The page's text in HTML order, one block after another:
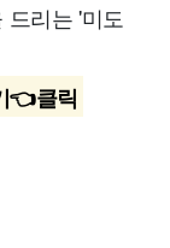
리는 '미도
👈클릭